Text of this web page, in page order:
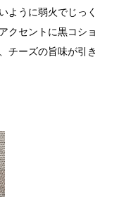
ように弱火でじっく
クセントに黒コショ
チーズの旨味が引き